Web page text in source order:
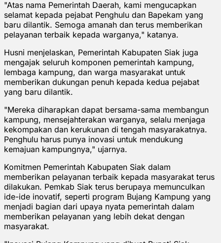
"Atas nama Pemerintah Daerah, kami mengucapkan
selamat kepada pejabat Penghulu dan Bapekam yang
baru dilantik. Semoga amanah dan terus memberikan
pelayanan terbaik kepada warganya," katanya.
Husni menjelaskan, Pemerintah Kabupaten Siak juga
mengajak seluruh komponen pemerintah kampung,
lembaga kampung, dan warga masyarakat untuk
memberikan dukungan penuh kepada kedua pejabat
yang baru dilantik.
"Mereka diharapkan dapat bersama-sama membangun
kampung, mensejahterakan warganya, selalu menjaga
kekompakan dan kerukunan di tengah masyarakatnya.
Penghulu harus punya inovasi untuk mendukung
kemajuan kampungnya," ujarnya.
Komitmen Pemerintah Kabupaten Siak dalam
memberikan pelayanan terbaik kepada masyarakat terus
dilakukan. Pemkab Siak terus berupaya memunculkan
ide-ide inovatif, seperti program Bujang Kampung yang
menjadi bagian dari upaya nyata pemerintah dalam
memberikan pelayanan yang lebih dekat dengan
masyarakat.